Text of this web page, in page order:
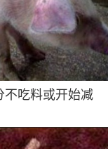
不吃料或开始减